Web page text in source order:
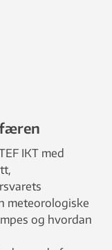
IKT med
meteorologiske
og hvordan